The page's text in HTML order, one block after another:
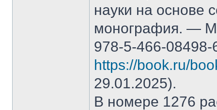
науки на основе
монография. —
978-5-466-
https://book.ru/
29.01.2025).
В номере 1276